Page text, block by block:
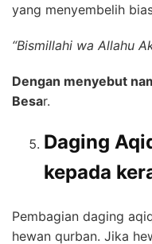
yang menyembelih
“Bismillahi wa Allahu
Dengan menyebut
Besar.
Daging
kepada
Pembagian daging
hewan qurban. Jika